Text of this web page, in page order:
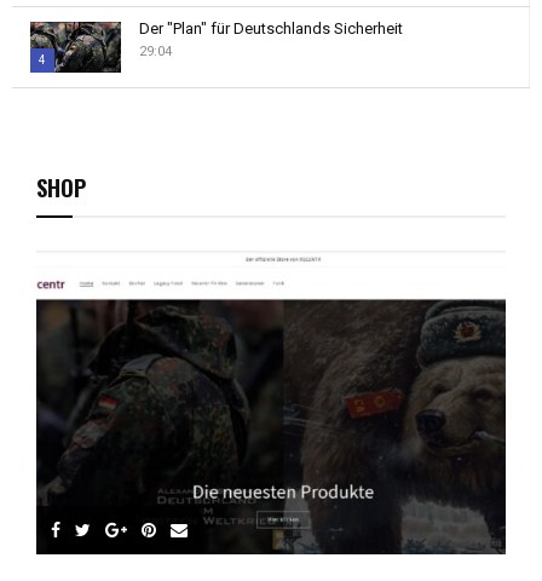
Thumbnail
youtube
4
Thumbnail
Der "Plan" für Deutschlands Sicherheit
29:04
SHOP